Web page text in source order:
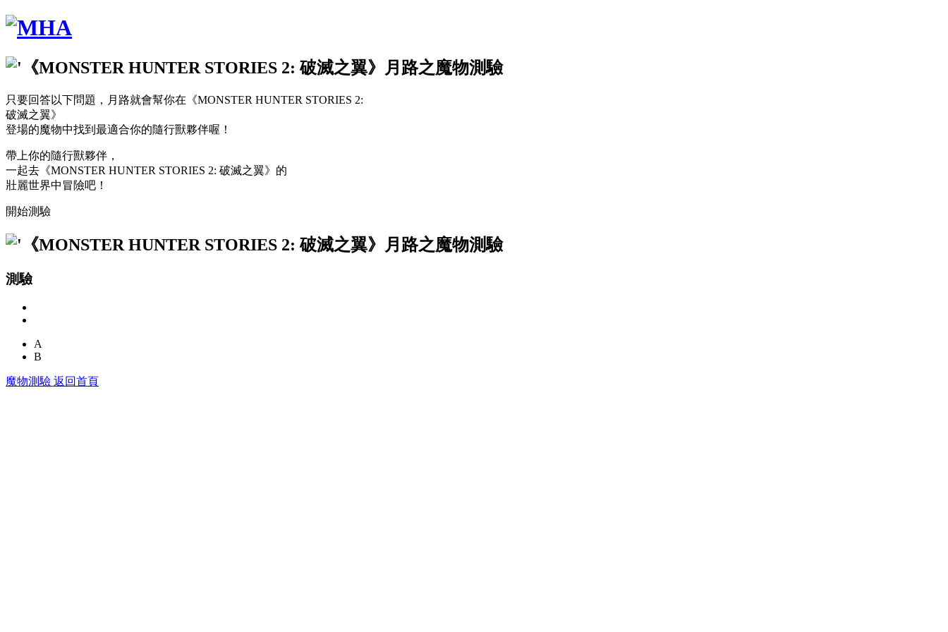
只要回答以下問題，月路就會幫你在《MONSTER HUNTER STORIES 2:
破滅之翼》
登場的魔物中找到最適合你的隨行獸夥伴喔！
帶上你的隨行獸夥伴，
一起去《MONSTER HUNTER STORIES 2: 破滅之翼》的
壯麗世界中冒險吧！
開始測驗
測驗
A
B
魔物測驗 返回首頁